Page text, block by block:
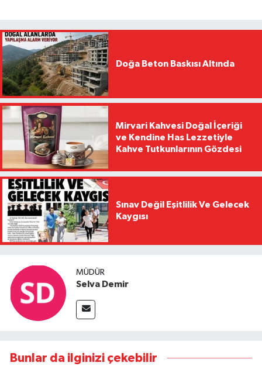
Doğa Beton Baskısı Altında
Mirvari Kahvesi Doğal İçeriği
ve Kendine Has Lezzetiyle
Kahve Tutkunlarının Gözdesi
Sınav Değil Eşitlilik Ve Gelecek
Kaygısı
MÜDÜR
Selva Demir
Bunlar da ilginizi çekebilir